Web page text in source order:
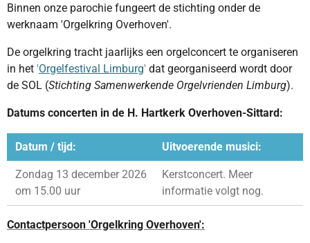
Binnen onze parochie fungeert de stichting onder de
werknaam 'Orgelkring Overhoven'.
De orgelkring tracht jaarlijks een orgelconcert te organiseren
in het 'Orgelfestival Limburg' dat georganiseerd wordt door
de SOL (Stichting Samenwerkende Orgelvrienden Limburg).
Datums concerten in de H. Hartkerk Overhoven-Sittard:
Datum / tijd: Uitvoerende musici:
Zondag 13 december 2026
om 15.00 uur
Kerstconcert. Meer
informatie volgt nog.
Contactpersoon 'Orgelkring Overhoven':